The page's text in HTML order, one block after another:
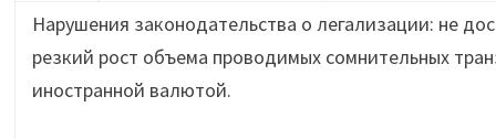
Нарушения законодательства о легализации: не
резкий рост объема проводимых сомнительных
иностранной валютой.